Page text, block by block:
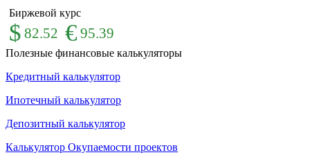
Биржевой курс
$ 82.52 € 95.39
Полезные финансовые калькуляторы
Кредитный калькулятор
Ипотечный калькулятор
Депозитный калькулятор
Калькулятор Окупаемости проектов